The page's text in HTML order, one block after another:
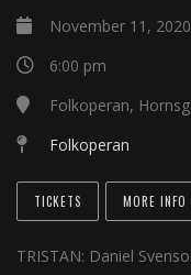
November 11, 2020
6:00 pm
Folkoperan,
Folkoperan
TICKETS MORE INFO
TRISTAN: Daniel